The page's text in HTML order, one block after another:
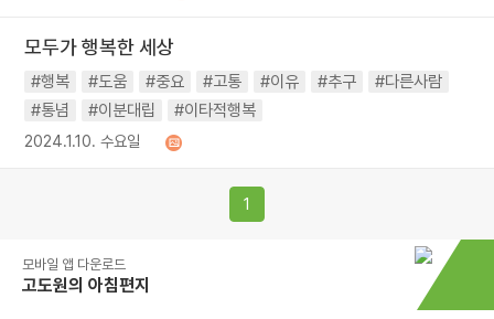
모두가 행복한 세상
#행복 #도움 #중요 #고통 #이유 #추구
#다른사람
#통념
#이분대립 #이타적행복
2024.1.10. 수요일
1
모바일 앱 다운로드
고도원의 아침편지